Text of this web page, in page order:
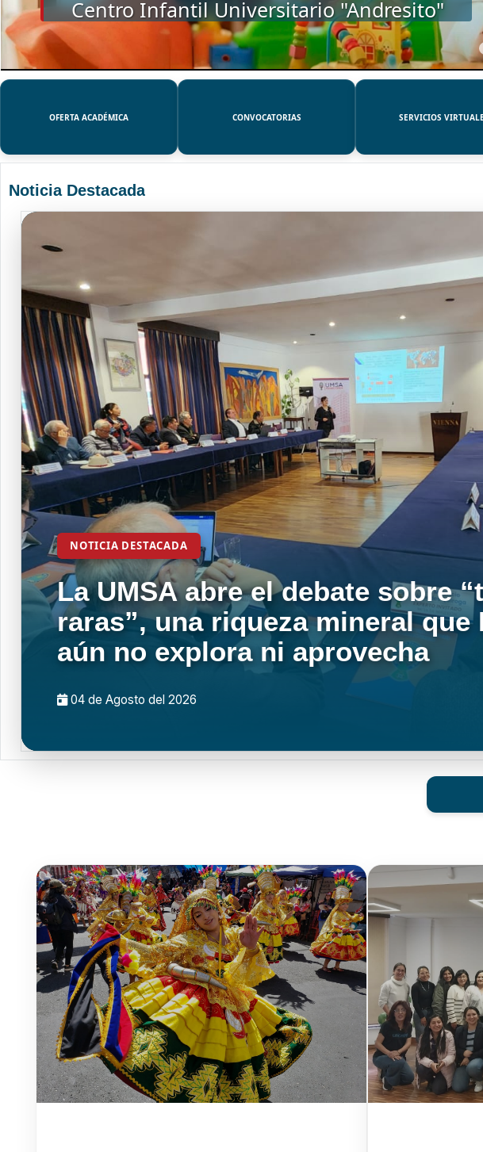
SSUE
OFERTA ACADÉMICA CONVOCATORIAS SERVICIOS
Noticia Destacada
NOTICIA DESTACADA
La UMSA abre el debate sobre
raras”, una riqueza mineral que
aún no explora ni aprovecha
04 de Agosto del 2026